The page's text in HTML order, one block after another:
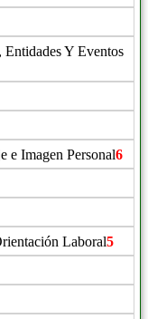
Y Eventos
e Imagen Personal6
Laboral5